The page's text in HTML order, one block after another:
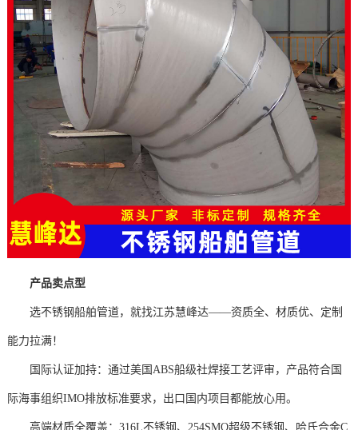
产品卖点型
选不锈钢船舶管道，就找江苏慧峰达——资质全、材质优、定制
能力拉满！
国际认证加持‌：通过美国ABS船级社焊接工艺评审，产品符合国
际海事组织IMO排放标准要求，出口国内项目都能放心用。
高端材质全覆盖‌：316L不锈钢、254SMO超级不锈钢、哈氏合金C